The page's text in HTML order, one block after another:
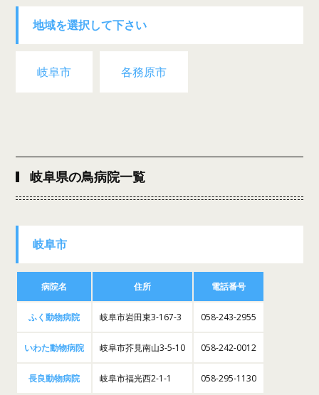
地域を選択して下さい
岐阜市 各務原市
岐阜県の鳥病院一覧
岐阜市
病院名 住所 電話番号
ふく動物病院 岐阜市岩田東3-167-3 058-243-2955
いわた動物病院 岐阜市芥見南山3-5-10 058-242-0012
長良動物病院 岐阜市福光西2-1-1 058-295-1130